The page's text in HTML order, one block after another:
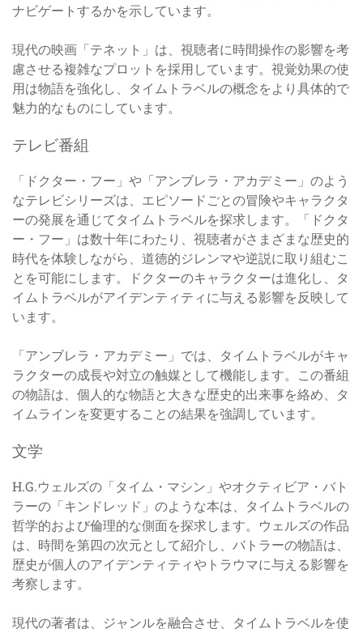
ナビゲートするかを示しています。
現代の映画「テネット」は、視聴者に時間操作の影響を考
慮させる複雑なプロットを採用しています。視覚効果の使
用は物語を強化し、タイムトラベルの概念をより具体的で
魅力的なものにしています。
テレビ番組
「ドクター・フー」や「アンブレラ・アカデミー」のよう
なテレビシリーズは、エピソードごとの冒険やキャラクタ
ーの発展を通じてタイムトラベルを探求します。「ドクタ
ー・フー」は数十年にわたり、視聴者がさまざまな歴史的
時代を体験しながら、道徳的ジレンマや逆説に取り組むこ
とを可能にします。ドクターのキャラクターは進化し、タ
イムトラベルがアイデンティティに与える影響を反映して
います。
「アンブレラ・アカデミー」では、タイムトラベルがキャ
ラクターの成長や対立の触媒として機能します。この番組
の物語は、個人的な物語と大きな歴史的出来事を絡め、タ
イムラインを変更することの結果を強調しています。
文学
H.G.ウェルズの「タイム・マシン」やオクティビア・バト
ラーの「キンドレッド」のような本は、タイムトラベルの
哲学的および倫理的な側面を探求します。ウェルズの作品
は、時間を第四の次元として紹介し、バトラーの物語は、
歴史が個人のアイデンティティやトラウマに与える影響を
考察します。
現代の著者は、ジャンルを融合させ、タイムトラベルを使